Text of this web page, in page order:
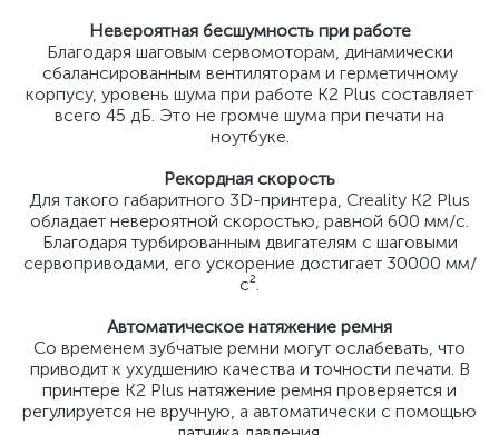
Невероятная бесшумность при работе
Благодаря шаговым сервомоторам, динамически
сбалансированным вентиляторам и герметичному
корпусу, уровень шума при работе K2 Plus составляет
всего 45 дБ. Это не громче шума при печати на
ноутбуке.
Рекордная скорость
Для такого габаритного 3D-принтера, Creality K2 Plus
обладает невероятной скоростью, равной 600 мм/с.
Благодаря турбированным двигателям с шаговыми
сервоприводами, его ускорение достигает 30000 мм/
с².
Автоматическое натяжение ремня
Со временем зубчатые ремни могут ослабевать, что
приводит к ухудшению качества и точности печати. В
принтере K2 Plus натяжение ремня проверяется и
регулируется не вручную, а автоматически с помощью